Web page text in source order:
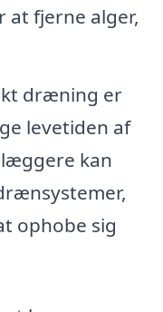
fjerne alger,
dræning er
levetiden af
kan
ophobe sig